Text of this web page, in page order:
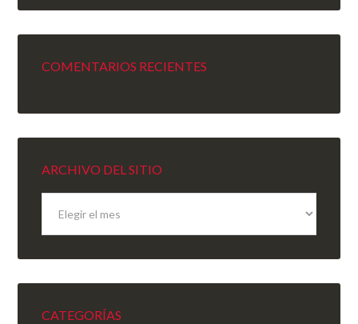
COMENTARIOS RECIENTES
ARCHIVO DEL SITIO
sitio
CATEGORÍAS